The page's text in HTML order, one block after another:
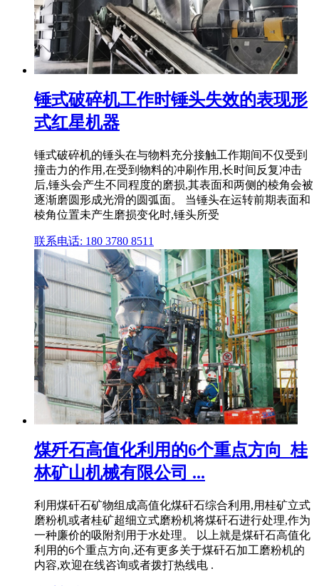
锤式破碎机工作时锤头失效的表现形
式红星机器
锤式破碎机的锤头在与物料充分接触工作期间不仅受到
撞击力的作用,在受到物料的冲刷作用,长时间反复冲击
后,锤头会产生不同程度的磨损,其表面和两侧的棱角会被
逐渐磨圆形成光滑的圆弧面。 当锤头在运转前期表面和
棱角位置未产生磨损变化时,锤头所受
联系电话: 180 3780 8511
煤歼石高值化利用的6个重点方向_桂
林矿山机械有限公司 ...
利用煤矸石矿物组成高值化煤矸石综合利用,用桂矿立式
磨粉机或者桂矿超细立式磨粉机将煤矸石进行处理,作为
一种廉价的吸附剂用于水处理。 以上就是煤矸石高值化
利用的6个重点方向,还有更多关于煤矸石加工磨粉机的
内容,欢迎在线咨询或者拨打热线电 .